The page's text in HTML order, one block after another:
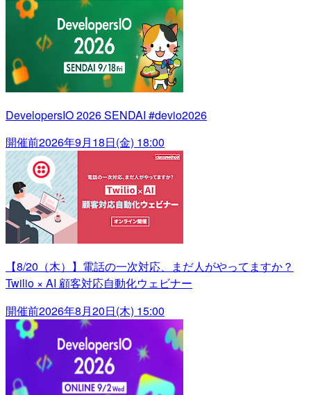
DevelopersIO 2026 SENDAI #devio2026
開催前2026年9月18日(金) 18:00
【8/20（木）】電話の一次対応、まだ人がやってますか？
Twilio × AI 顧客対応自動化ウェビナー
開催前2026年8月20日(木) 15:00